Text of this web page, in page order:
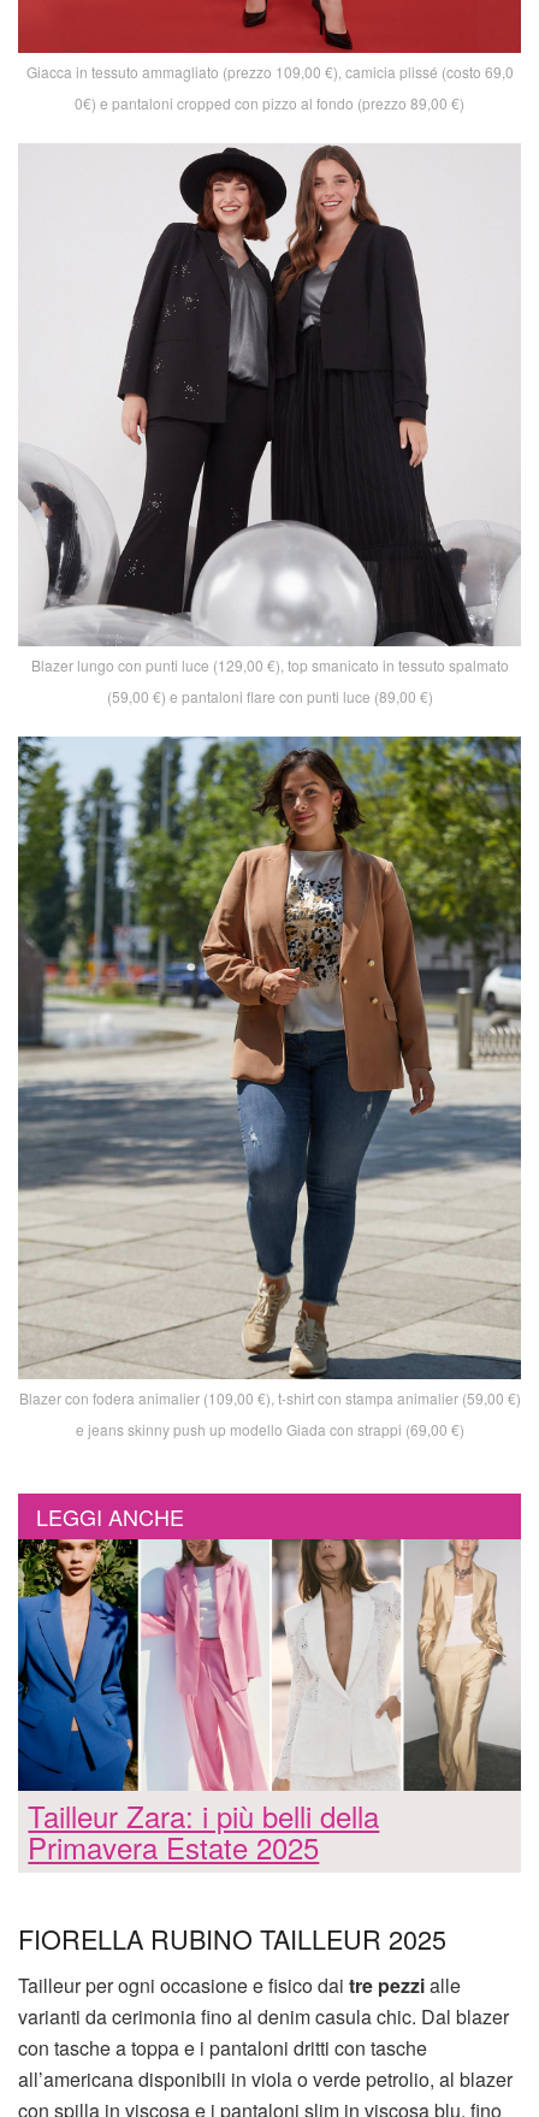
Giacca in tessuto ammagliato (prezzo 109,00 €), camicia plissé (costo 69,0
0€) e pantaloni cropped con pizzo al fondo (prezzo 89,00 €)
Blazer lungo con punti luce (129,00 €), top smanicato in tessuto spalmato
(59,00 €) e pantaloni flare con punti luce (89,00 €)
Blazer con fodera animalier (109,00 €), t-shirt con stampa animalier (59,00 €)
e jeans skinny push up modello Giada con strappi (69,00 €)
LEGGI ANCHE
Tailleur Zara: i più belli della
Primavera Estate 2025
FIORELLA RUBINO TAILLEUR 2025
Tailleur per ogni occasione e fisico dai tre pezzialle
varianti da cerimonia fino al denim casula chic. Dal blazer
con tasche a toppa e i pantaloni dritti con tasche
all’americana disponibili in viola o verde petrolio, al blazer
con spilla in viscosa e i pantaloni slim in viscosa blu, fino